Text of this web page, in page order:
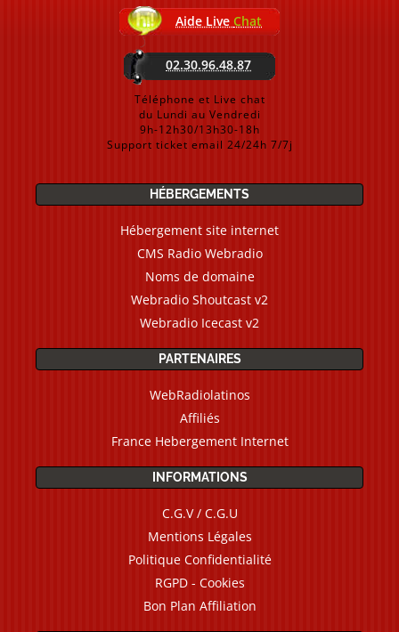
Aide Live Chat
02.30.96.48.87
Téléphone et Live chat
du Lundi au Vendredi
9h-12h30/13h30-18h
Support ticket email 24/24h 7/7j
HÉBERGEMENTS
Hébergement site internet
CMS Radio Webradio
Noms de domaine
Webradio Shoutcast v2
Webradio Icecast v2
PARTENAIRES
WebRadiolatinos
Affiliés
France Hebergement Internet
INFORMATIONS
C.G.V / C.G.U
Mentions Légales
Politique Confidentialité
RGPD - Cookies
Bon Plan Affiliation